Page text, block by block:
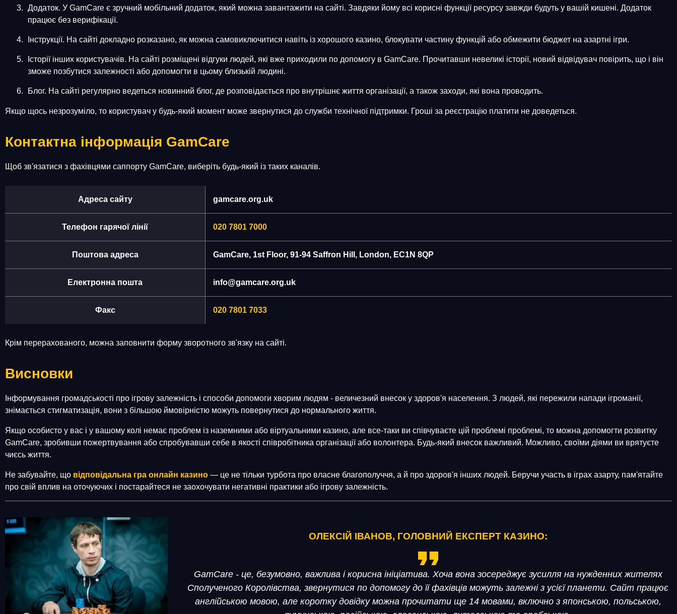
Додаток. У GamCare є зручний мобільний додаток, який можна завантажити на сайті. Завдяки йому всі корисні функції ресурсу завжди будуть у вашій кишені. Додаток
працює без верифікації.
Інструкції. На сайті докладно розказано, як можна самовиключитися навіть із хорошого казино, блокувати частину функцій або обмежити бюджет на азартні ігри.
Історії інших користувачів. На сайті розміщені відгуки людей, які вже приходили по допомогу в GamCare. Прочитавши невеликі історії, новий відвідувач повірить, що і він
зможе позбутися залежності або допомогти в цьому близькій людині.
Блог. На сайті регулярно ведеться новинний блог, де розповідається про внутрішнє життя організації, а також заходи, які вона проводить.
Якщо щось незрозуміло, то користувач у будь-який момент може звернутися до служби технічної підтримки. Гроші за реєстрацію платити не доведеться.
Контактна інформація GamCare
Щоб зв'язатися з фахівцями саппорту GamCare, виберіть будь-який із таких каналів.
Адреса сайту gamcare.org.uk
Телефон гарячої лінії 020 7801 7000
Поштова адреса GamCare, 1st Floor, 91-94 Saffron Hill, London, EC1N 8QP
Електронна пошта info@gamcare.org.uk
Факс 020 7801 7033
Крім перерахованого, можна заповнити форму зворотного зв'язку на сайті.
Висновки
Інформування громадськості про ігрову залежність і способи допомоги хворим людям - величезний внесок у здоров'я населення. З людей, які пережили напади ігроманії,
знімається стигматизація, вони з більшою ймовірністю можуть повернутися до нормального життя.
Якщо особисто у вас і у вашому колі немає проблем із наземними або віртуальними казино, але все-таки ви співчуваєте цій проблемі проблемі, то можна допомогти розвитку
GamCare, зробивши пожертвування або спробувавши себе в якості співробітника організації або волонтера. Будь-який внесок важливий. Можливо, своїми діями ви врятуєте
чиєсь життя.
Не забувайте, що відповідальна гра онлайн казино — це не тільки турбота про власне благополуччя, а й про здоров'я інших людей. Беручи участь в іграх азарту, пам'ятайте
про свій вплив на оточуючих і постарайтеся не заохочувати негативні практики або ігрову залежність.
ОЛЕКСІЙ ІВАНОВ, ГОЛОВНИЙ ЕКСПЕРТ КАЗИНО:
GamCare - це, безумовно, важлива і корисна ініціатива. Хоча вона зосереджує зусилля на нужденних жителях
Сполученого Королівства, звернутися по допомогу до її фахівців можуть залежні з усієї планети. Сайт працює
англійською мовою, але коротку довідку можна прочитати ще 14 мовами, включно з японською, польською,